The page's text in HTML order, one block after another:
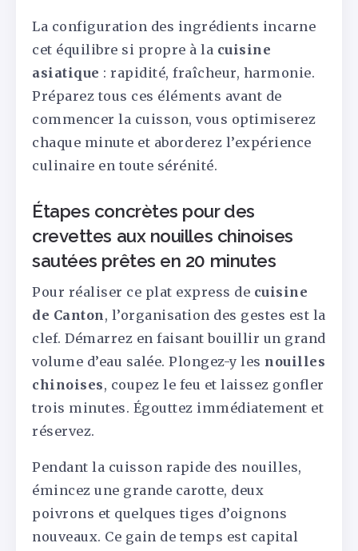
La configuration des ingrédients incarne
cet équilibre si propre à la cuisine
asiatique : rapidité, fraîcheur, harmonie.
Préparez tous ces éléments avant de
commencer la cuisson, vous optimiserez
chaque minute et aborderez l’expérience
culinaire en toute sérénité.
Étapes concrètes pour des
crevettes aux nouilles chinoises
sautées prêtes en 20 minutes
Pour réaliser ce plat express de cuisine
de Canton, l’organisation des gestes est la
clef. Démarrez en faisant bouillir un grand
volume d’eau salée. Plongez-y les nouilles
chinoises, coupez le feu et laissez gonfler
trois minutes. Égouttez immédiatement et
réservez.
Pendant la cuisson rapide des nouilles,
émincez une grande carotte, deux
poivrons et quelques tiges d’oignons
nouveaux. Ce gain de temps est capital